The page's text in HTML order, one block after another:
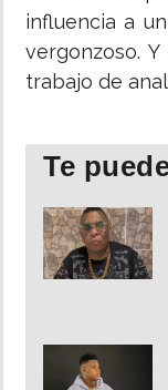
influencia a
vergonzoso.
trabajo de
Te